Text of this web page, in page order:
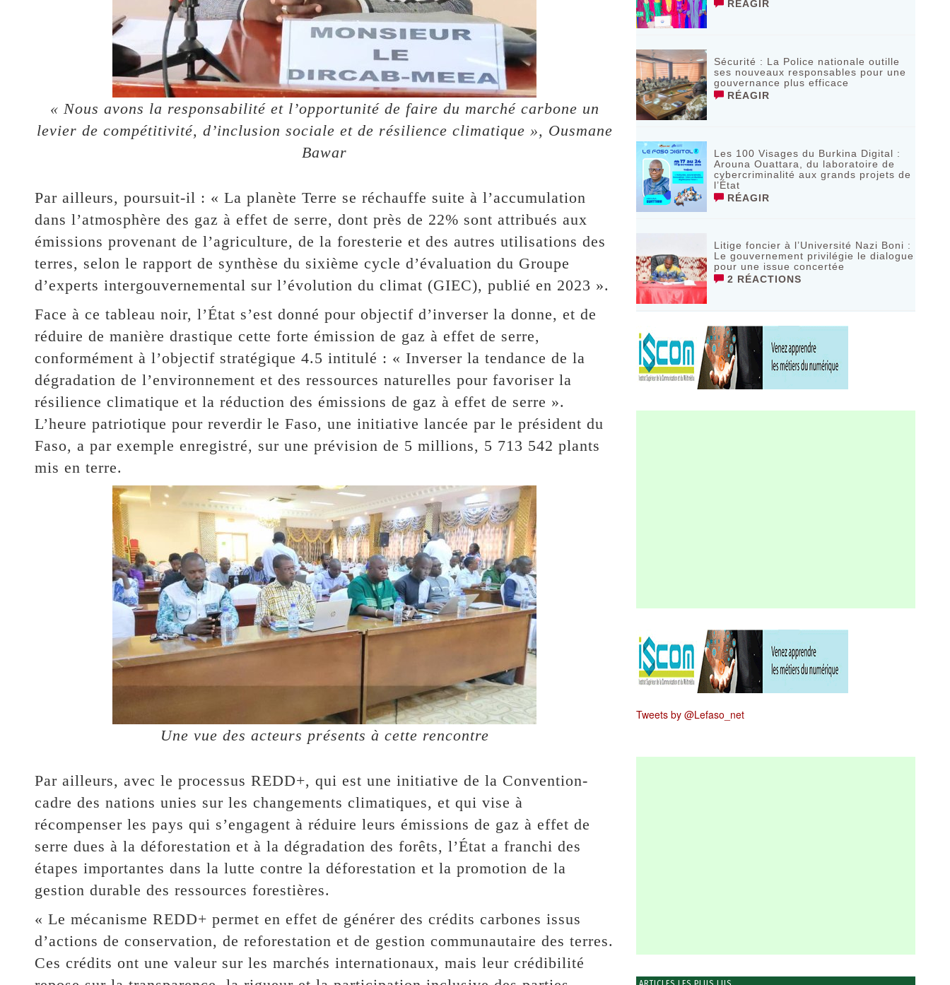
« Nous avons la responsabilité et l’opportunité de faire du marché carbone un
levier de compétitivité, d’inclusion sociale et de résilience climatique », Ousmane
Bawar
Par ailleurs, poursuit-il : « La planète Terre se réchauffe suite à l’accumulation
dans l’atmosphère des gaz à effet de serre, dont près de 22% sont attribués aux
émissions provenant de l’agriculture, de la foresterie et des autres utilisations des
terres, selon le rapport de synthèse du sixième cycle d’évaluation du Groupe
d’experts intergouvernemental sur l’évolution du climat (GIEC), publié en 2023 ».
Face à ce tableau noir, l’État s’est donné pour objectif d’inverser la donne, et de
réduire de manière drastique cette forte émission de gaz à effet de serre,
conformément à l’objectif stratégique 4.5 intitulé : « Inverser la tendance de la
dégradation de l’environnement et des ressources naturelles pour favoriser la
résilience climatique et la réduction des émissions de gaz à effet de serre ».
L’heure patriotique pour reverdir le Faso, une initiative lancée par le président du
Faso, a par exemple enregistré, sur une prévision de 5 millions, 5 713 542 plants
mis en terre.
Une vue des acteurs présents à cette rencontre
Par ailleurs, avec le processus REDD+, qui est une initiative de la Convention-
cadre des nations unies sur les changements climatiques, et qui vise à
récompenser les pays qui s’engagent à réduire leurs émissions de gaz à effet de
serre dues à la déforestation et à la dégradation des forêts, l’État a franchi des
étapes importantes dans la lutte contre la déforestation et la promotion de la
gestion durable des ressources forestières.
« Le mécanisme REDD+ permet en effet de générer des crédits carbones issus
d’actions de conservation, de reforestation et de gestion communautaire des terres.
Ces crédits ont une valeur sur les marchés internationaux, mais leur crédibilité
RÉAGIR
Sécurité : La Police nationale outille
ses nouveaux responsables pour une
gouvernance plus efficace
RÉAGIR
Les 100 Visages du Burkina Digital :
Arouna Ouattara, du laboratoire de
cybercriminalité aux grands projets de
l’État
RÉAGIR
Litige foncier à l’Université Nazi Boni :
Le gouvernement privilégie le dialogue
pour une issue concertée
2 RÉACTIONS
Tweets by @Lefaso_net